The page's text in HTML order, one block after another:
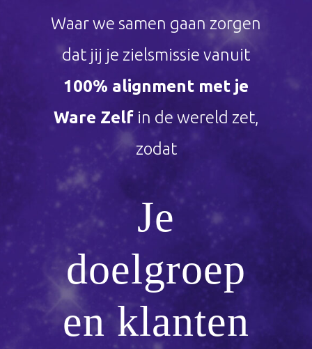
Waar we samen gaan zorgen
dat jij je zielsmissie vanuit
100% alignment met je
Ware Zelfin de wereld zet,
zodat
Je
doelgroep
en klanten